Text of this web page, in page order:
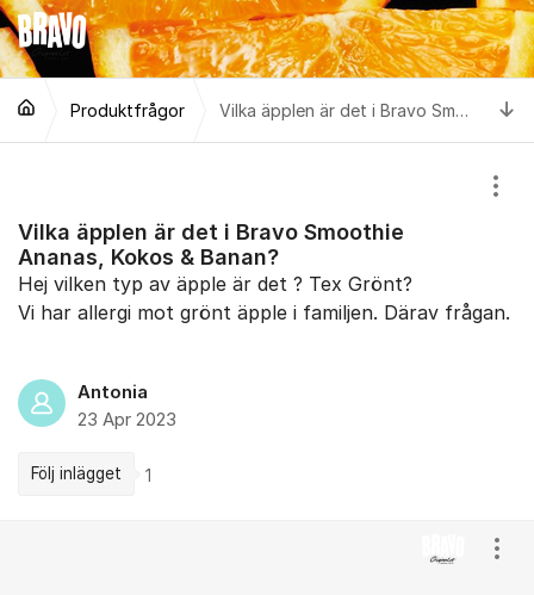
Hoppa till innehåll
Produktfrågor Vilka äpplen är det i Bravo Smoothie Ananas, Kokos & Banan?
Vilka äpplen är det i Bravo Smoothie
Ananas, Kokos & Banan?
Hej vilken typ av äpple är det ? Tex Grönt?
Vi har allergi mot grönt äpple i familjen. Därav frågan.
Antonia
23 Apr 2023
Följ inlägget 1